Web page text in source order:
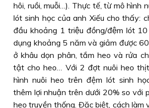
hôi, ruồi, muỗi…). Thực tế, từ mô hình
lót sinh học của anh Xiếu cho thấy:
đầu khoảng 1 triệu đồng/đệm lót
dụng khoảng 5 năm và giảm được
ở khâu dọn phân, tắm heo và rửa
tật cho heo… Với 2 đợt nuôi heo
hình nuôi heo trên đệm lót sinh
thêm lợi nhuận trên dưới 20% so với
heo truyền thống. Ðặc biệt, cách làm